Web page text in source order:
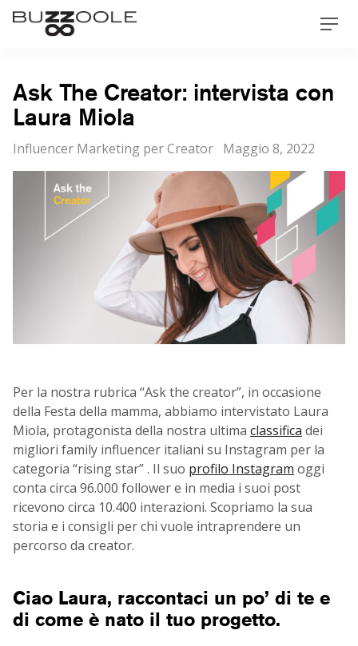
Skip
Buzzoole
Ask The Creator: intervista con
Laura Miola
Categorie
Influencer Marketing per Creator Posted
on
Maggio 8, 2022
Per la nostra rubrica “Ask the creator”, in occasione
della Festa della mamma, abbiamo intervistato Laura
Miola, protagonista della nostra ultima classifica dei
migliori family influencer italiani su Instagram per la
categoria “rising star” . Il suo profilo Instagram oggi
conta circa 96.000 follower e in media i suoi post
ricevono circa 10.400 interazioni. Scopriamo la sua
storia e i consigli per chi vuole intraprendere un
percorso da creator.
Ciao Laura, raccontaci un po’ di te e
di come è nato il tuo progetto.